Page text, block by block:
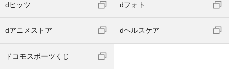
dヒッツ dフォト
dアニメストア dヘルスケア
ドコモスポーツくじ